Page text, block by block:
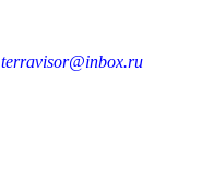
terravisor@inbox.ru